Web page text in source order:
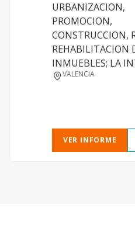
URBANIZACION,
PROMOCION,
CONSTRUCCION,
REHABILITACION
INMUEBLES; LA
VALENCIA
VER INFORME